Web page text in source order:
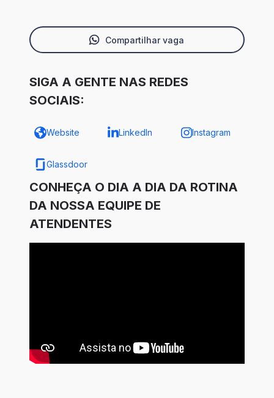
Compartilhar vaga
SIGA A GENTE NAS REDES
SOCIAIS:
Website LinkedIn Instagram
Glassdoor
CONHEÇA O DIA A DIA DA ROTINA
DA NOSSA EQUIPE DE
ATENDENTES